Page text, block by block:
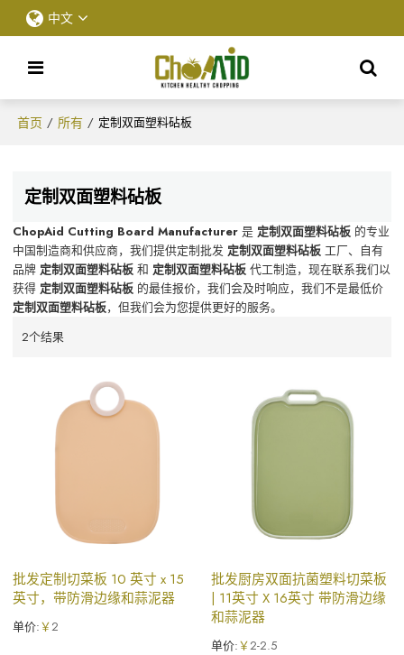
中文
首页 / 所有 / 定制双面塑料砧板
定制双面塑料砧板
ChopAid Cutting Board Manufacturer 是 定制双面塑料砧板 的专业
中国制造商和供应商，我们提供定制批发 定制双面塑料砧板 工厂、自有
品牌 定制双面塑料砧板 和 定制双面塑料砧板 代工制造，现在联系我们以
获得 定制双面塑料砧板 的最佳报价，我们会及时响应，我们不是最低价
定制双面塑料砧板，但我们会为您提供更好的服务。
2个结果
批发定制切菜板 10 英寸 x 15
英寸，带防滑边缘和蒜泥器
单价:￥2
批发厨房双面抗菌塑料切菜板
| 11英寸 X 16英寸 带防滑边缘
和蒜泥器
单价:￥2-2.5